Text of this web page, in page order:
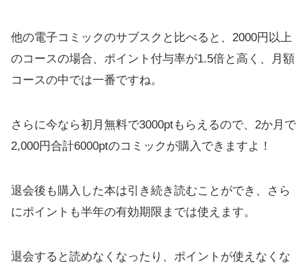
他の電子コミックのサブスクと比べると、2000円以上
のコースの場合、ポイント付与率が1.5倍と高く、月額
コースの中では一番ですね。
さらに今なら初月無料で3000ptもらえるので、2か月で
2,000円合計6000ptのコミックが購入できますよ！
退会後も購入した本は引き続き読むことができ、さら
にポイントも半年の有効期限までは使えます。
退会すると読めなくなったり、ポイントが使えなくな